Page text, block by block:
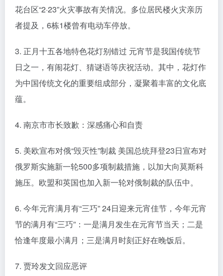
花台区“2·23”火灾事故有关情况。多位居民楼火灾亲历
者提及，6栋1楼曾有电动车停放。
3. 正月十五各地特色花灯别错过 元宵节是我国传统节
日之一，有闹花灯、猜谜语等庆祝活动。其中，花灯作
为中国传统文化的重要组成部分，凝聚着丰富的文化底
蕴。
4. 南京市市长致歉：深感痛心和自责
5. 美欧宣布对俄“毁灭性”制裁 美国总统拜登23日宣布对
俄罗斯实施新一轮500多项制裁措施，以加大向莫斯科
施压。欧盟和英国也加入新一轮对俄制裁的队伍中。
6. 今年元宵满月有“三巧” 24日迎来元宵佳节，今年元宵
节的满月有“三巧”：一是满月发生在元宵节当天；二是
恰逢年度最小满月；三是满月时刻正好在晚饭后。
7. 贾玲发文回应恶评